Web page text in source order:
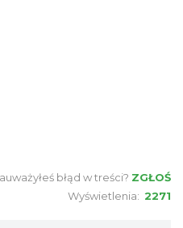
błąd w treści? ZGŁOŚ
Wyświetlenia: 2271